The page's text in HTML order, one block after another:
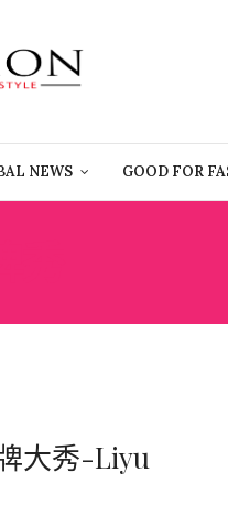
NEWS GOOD FOR
大秀-Liyu